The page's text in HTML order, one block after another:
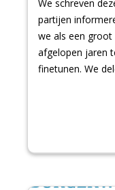
We schreven
partijen
we als een
afgelopen jaren
finetunen. We